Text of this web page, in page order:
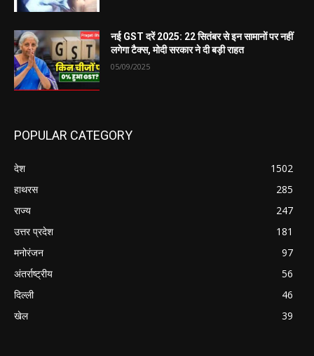
नई GST दरें 2025: 22 सितंबर से इन सामानों पर नहीं
लगेगा टैक्स, मोदी सरकार ने दी बड़ी राहत
05/09/2025
POPULAR CATEGORY
देश
1502
हाथरस
285
राज्य
247
उत्तर प्रदेश
181
मनोरंजन
97
अंतर्राष्ट्रीय
56
दिल्ली
46
खेल
39